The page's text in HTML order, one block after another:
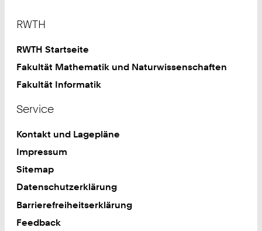
RWTH
RWTH Startseite
Fakultät Mathematik und Naturwissenschaften
Fakultät Informatik
Service
Kontakt und Lagepläne
Impressum
Sitemap
Datenschutzerklärung
Barrierefreiheitserklärung
Feedback